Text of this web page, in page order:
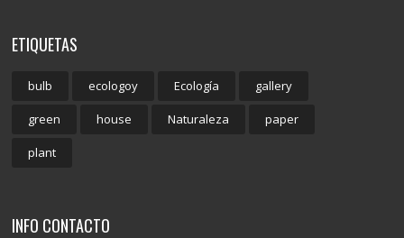
ETIQUETAS
bulb ecologoy Ecología gallery
green house Naturaleza paper
plant
INFO CONTACTO